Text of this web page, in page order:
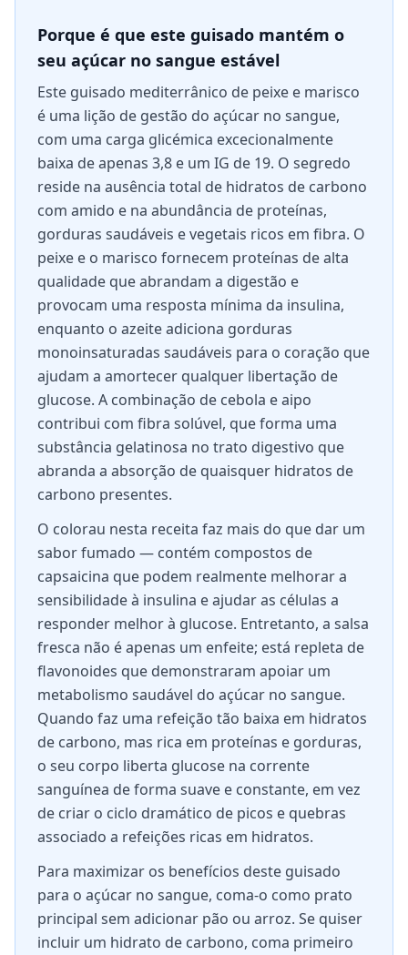
Porque é que este guisado mantém o
seu açúcar no sangue estável
Este guisado mediterrânico de peixe e marisco
é uma lição de gestão do açúcar no sangue,
com uma carga glicémica excecionalmente
baixa de apenas 3,8 e um IG de 19. O segredo
reside na ausência total de hidratos de carbono
com amido e na abundância de proteínas,
gorduras saudáveis e vegetais ricos em fibra. O
peixe e o marisco fornecem proteínas de alta
qualidade que abrandam a digestão e
provocam uma resposta mínima da insulina,
enquanto o azeite adiciona gorduras
monoinsaturadas saudáveis para o coração que
ajudam a amortecer qualquer libertação de
glucose. A combinação de cebola e aipo
contribui com fibra solúvel, que forma uma
substância gelatinosa no trato digestivo que
abranda a absorção de quaisquer hidratos de
carbono presentes.
O colorau nesta receita faz mais do que dar um
sabor fumado — contém compostos de
capsaicina que podem realmente melhorar a
sensibilidade à insulina e ajudar as células a
responder melhor à glucose. Entretanto, a salsa
fresca não é apenas um enfeite; está repleta de
flavonoides que demonstraram apoiar um
metabolismo saudável do açúcar no sangue.
Quando faz uma refeição tão baixa em hidratos
de carbono, mas rica em proteínas e gorduras,
o seu corpo liberta glucose na corrente
sanguínea de forma suave e constante, em vez
de criar o ciclo dramático de picos e quebras
associado a refeições ricas em hidratos.
Para maximizar os benefícios deste guisado
para o açúcar no sangue, coma-o como prato
principal sem adicionar pão ou arroz. Se quiser
incluir um hidrato de carbono, coma primeiro